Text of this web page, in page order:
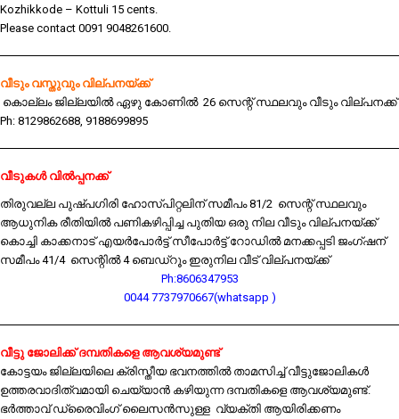
Kozhikkode – Kottuli 15 cents.
Please contact 0091 9048261600.
വീടും വസ്തുവും വില്പനയ്ക്ക്
കൊല്ലം ജില്ലയിൽ ഏഴു കോണിൽ 26 സെന്റ് സ്ഥലവും വീടും വില്പനക്ക്
Ph: 8129862688, 9188699895
വീടുകൾ വിൽപ്പനക്ക്
തിരുവല്ല പുഷ്പഗിരി ഹോസ്പിറ്റലിന് സമീപം 81/2 സെന്റ് സ്ഥലവും
ആധുനിക രീതിയിൽ പണികഴിപ്പിച്ച പുതിയ ഒരു നില വീടും വില്പനയ്ക്ക്
കൊച്ചി കാക്കനാട് എയർപോർട്ട് സീപോർട്ട് റോഡിൽ മനക്കപ്പടി ജംഗ്ഷന്
സമീപം 41/4 സെന്റിൽ 4 ബെഡ്റൂം ഇരുനില വീട് വില്പനയ്ക്ക്
Ph:8606347953
0044 7737970667(whatsapp )
വീട്ടു ജോലിക്ക് ദമ്പതികളെ ആവശ്യമുണ്ട്
കോട്ടയം ജില്ലയിലെ ക്രിസ്തീയ ഭവനത്തിൽ താമസിച്ച് വീട്ടുജോലികൾ
ഉത്തരവാദിത്വമായി ചെയ്യാൻ കഴിയുന്ന ദമ്പതികളെ ആവശ്യമുണ്ട്.
ഭർത്താവ് ഡ്രൈവിംഗ് ലൈസൻസുള്ള വ്യക്തി ആയിരിക്കണം